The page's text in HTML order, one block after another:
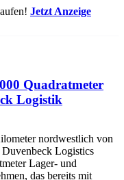
Jetzt Anzeige
Quadratmeter
Logistik
nordwestlich von
Logistics
Lager- und
das bereits mit